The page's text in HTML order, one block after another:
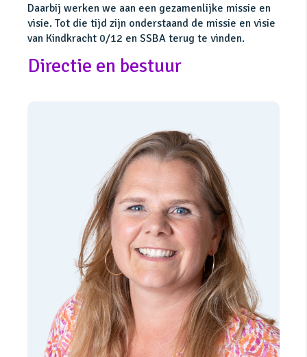
Daarbij werken we aan een gezamenlijke missie en
visie. Tot die tijd zijn onderstaand de missie en visie
van Kindkracht 0/12 en SSBA terug te vinden.
Directie en bestuur